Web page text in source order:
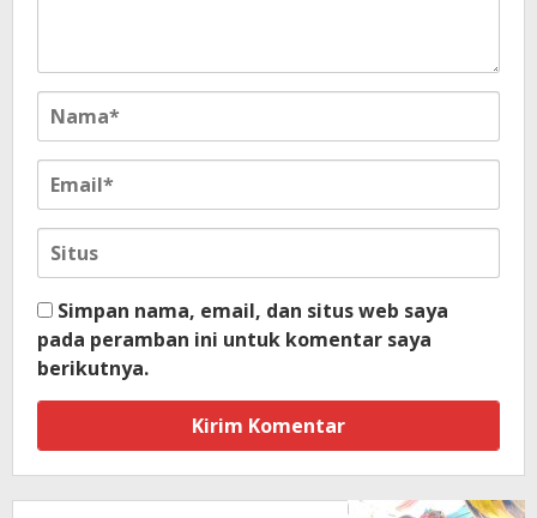
Simpan nama, email, dan situs web saya
pada peramban ini untuk komentar saya
berikutnya.